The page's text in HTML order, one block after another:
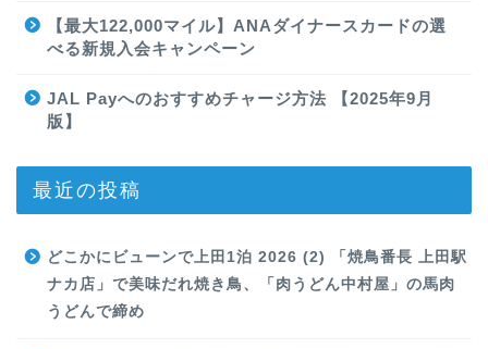
【最大122,000マイル】ANAダイナースカードの選
べる新規入会キャンペーン
JAL Payへのおすすめチャージ方法 【2025年9月
版】
最近の投稿
どこかにビューンで上田1泊 2026 (2) 「焼鳥番長 上田駅
ナカ店」で美味だれ焼き鳥、「肉うどん中村屋」の馬肉
うどんで締め